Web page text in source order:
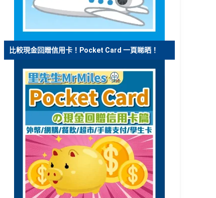
比較現金回贈信用卡！Pocket Card 一頁睇晒！